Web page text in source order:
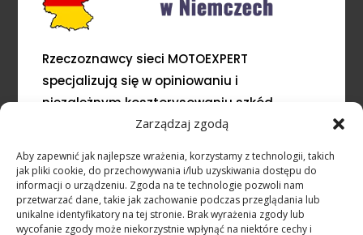
Zarządzaj zgodą
Aby zapewnić jak najlepsze wrażenia, korzystamy z technologii, takich
jak pliki cookie, do przechowywania i/lub uzyskiwania dostępu do
informacji o urządzeniu. Zgoda na te technologie pozwoli nam
przetwarzać dane, takie jak zachowanie podczas przeglądania lub
unikalne identyfikatory na tej stronie. Brak wyrażenia zgody lub
wycofanie zgody może niekorzystnie wpłynąć na niektóre cechy i
Rzeczoznawcy sieci MOTOEXPERT
specjalizują się w opiniowaniu i
niezależnym kosztorysowaniu szkód
powypadkowych, jakie powstają wskutek
drogowych
Stowarzyszenie Międzynarodowych
Rzeczoznawców Techniki Samochodowej